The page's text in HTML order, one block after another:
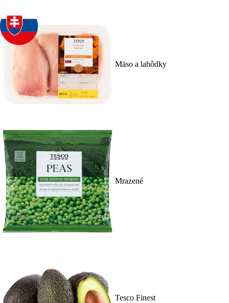
Mäso a lahôdky
Mrazené
Tesco Finest